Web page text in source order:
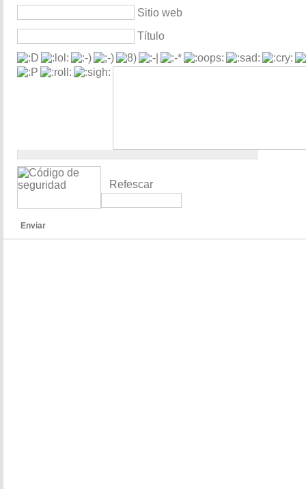
Sitio web
Título
Refescar
Enviar